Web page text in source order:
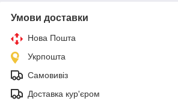
Умови доставки
Нова Пошта
Укрпошта
Самовивіз
Доставка кур'єром